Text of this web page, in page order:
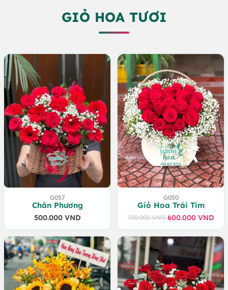
GIỎ HOA TƯƠI
G057
Chân Phương
500.000 VND
G050
Giỏ Hoa Trái Tim
700.000VND Giá
gốc
là:
700.000 VND.
600.000VND
Giá
hiện
tại
là:
600.000 VND.